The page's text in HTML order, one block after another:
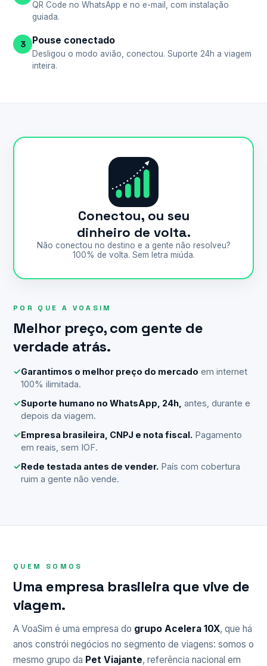
QR Code no WhatsApp e no e-mail, com instalação
guiada.
3 Pouse conectado
Desligou o modo avião, conectou. Suporte 24h a viagem
inteira.
Conectou, ou seu
dinheiro de volta.
Não conectou no destino e a gente não resolveu?
100% de volta. Sem letra miúda.
POR QUE A VOASIM
Melhor preço, com gente de
verdade atrás.
✓Garantimos o melhor preço do mercado em internet
100% ilimitada.
✓Suporte humano no WhatsApp, 24h, antes, durante e
depois da viagem.
✓Empresa brasileira, CNPJ e nota fiscal. Pagamento
em reais, sem IOF.
✓Rede testada antes de vender. País com cobertura
ruim a gente não vende.
QUEM SOMOS
Uma empresa brasileira que vive de
viagem.
A VoaSim é uma empresa do grupo Acelera 10X, que há
anos constrói negócios no segmento de viagens: somos o
mesmo grupo da Pet Viajante, referência nacional em